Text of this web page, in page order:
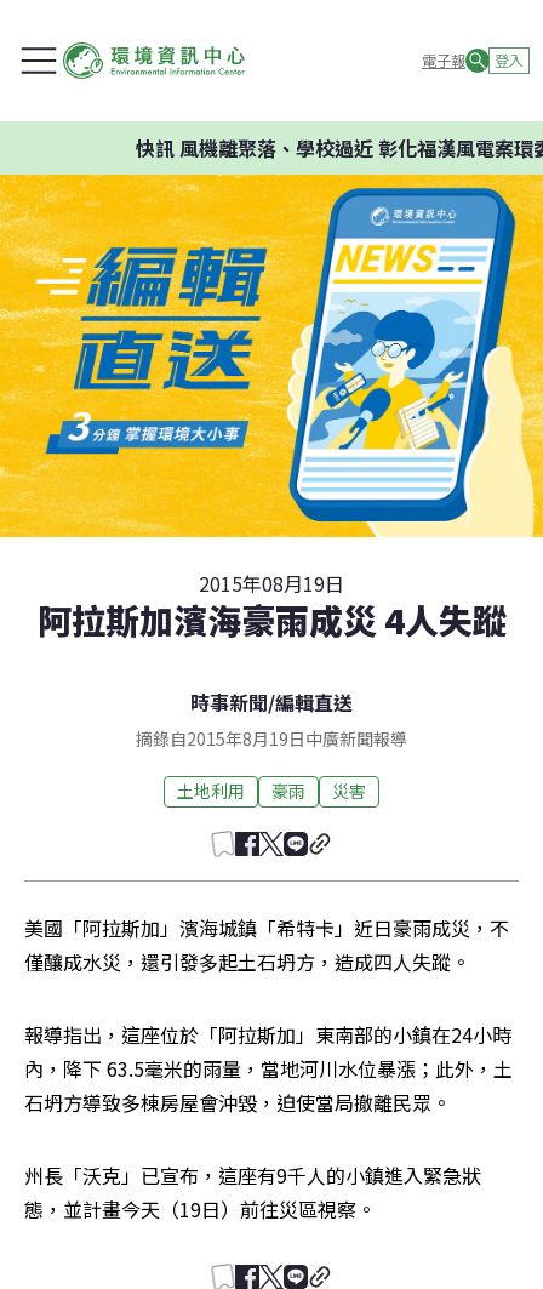
電子報 登入
快訊風機離聚落、學校過近 彰化福漢風電案環
2015年08月19日
阿拉斯加濱海豪雨成災 4人失蹤
時事新聞/編輯直送
摘錄自2015年8月19日中廣新聞報導
土地利用 豪雨 災害
美國「阿拉斯加」濱海城鎮「希特卡」近日豪雨成災，不
僅釀成水災，還引發多起土石坍方，造成四人失蹤。
報導指出，這座位於「阿拉斯加」東南部的小鎮在24小時
內，降下 63.5毫米的雨量，當地河川水位暴漲；此外，土
石坍方導致多棟房屋會沖毀，迫使當局撤離民眾。
州長「沃克」已宣布，這座有9千人的小鎮進入緊急狀
態，並計畫今天（19日）前往災區視察。